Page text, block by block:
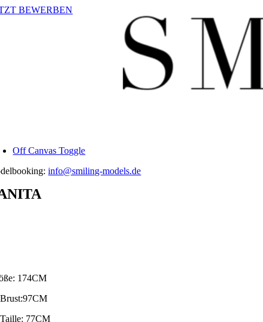
ZumBEWERBEN
Off Canvas Toggle
info@smiling-models.de
174CM
77CM